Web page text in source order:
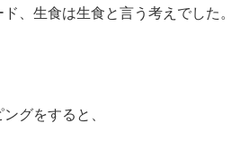
、生食は生食と言う考えでした。
グをすると、